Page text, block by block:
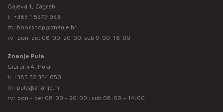
Gajeva 1, Zagreb
t: +385 1 5577 953
m: bookshop@znanje.hr
rv: pon-pet 08:00-20:00; sub 9:00-18:00
Znanje Pula
Giardini 4, Pula
t: +385 52 354 650
m: pula@znanje.hr
rv: pon - pet 08:00 - 20:00 ; sub 08:00 – 14:00